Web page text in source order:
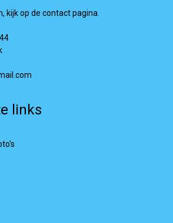
kijk op de contact pagina.
links